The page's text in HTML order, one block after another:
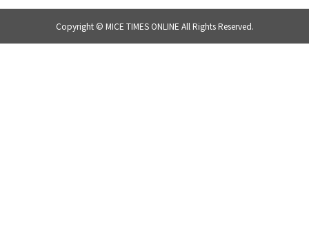
Copyright © MICE TIMES ONLINE All Rights Reserved.